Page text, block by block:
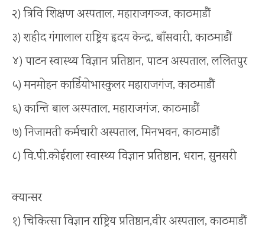
२) त्रिवि शिक्षण अस्पताल, महाराजगञ्ज, काठमाडौं
३) शहीद गंगालाल राष्ट्रिय हृदय केन्द्र, बाँसवारी, काठमाडौं
४) पाटन स्वास्थ्य विज्ञान प्रतिष्ठान, पाटन अस्पताल, ललितपुर
५) मनमोहन कार्डियोभास्कुलर महाराजगंज, काठमाडौं
६) कान्ति बाल अस्पताल, महाराजगंज, काठमाडौं
७) निजामती कर्मचारी अस्पताल, मिनभवन, काठमाडौं
८) वि.पी.कोईराला स्वास्थ्य विज्ञान प्रतिष्ठान, धरान, सुनसरी
क्यान्सर
१) चिकित्सा विज्ञान राष्ट्रिय प्रतिष्ठान,वीर अस्पताल, काठमाडौं